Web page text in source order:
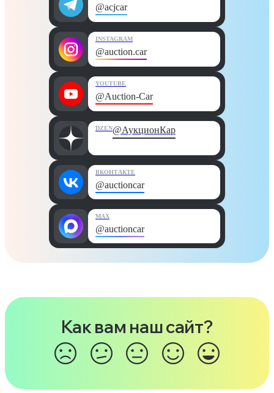
@acjcar
INSTAGRAM
@auction.car
YOUTUBE
@Auction-Car
DZEN@АукционКар
ВКОНТАКТЕ
@auctioncar
MAX
@auctioncar
Как вам наш сайт?